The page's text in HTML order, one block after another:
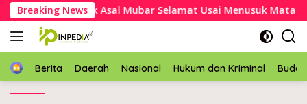
Langsung
ke
konten
Breaking News
10 Meter, Kakek Asal Mubar Selamat Usai Menusuk Mata
HomeBerita Daerah Nasional Hukum dan Kriminal